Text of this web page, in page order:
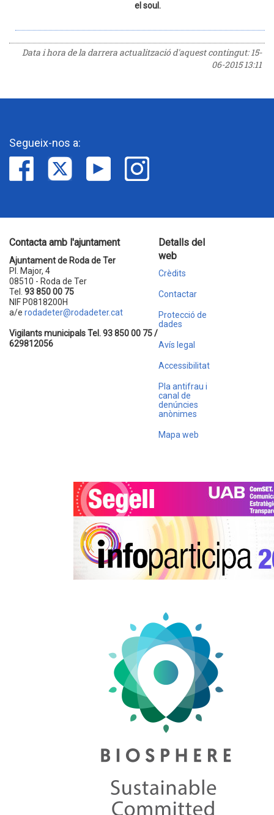
el soul.
Data i hora de la darrera actualització d'aquest contingut:15-
06-2015 13:11
Segueix-nos a:
Contacta amb l'ajuntament
Ajuntament de Roda de Ter
Pl. Major, 4
08510 - Roda de Ter
Tel. 93 850 00 75
NIF P0818200H
a/e rodadeter@rodadeter.cat
Vigilants municipals Tel. 93 850 00 75 /
629812056
Detalls del
web
Crèdits
Contactar
Protecció de
dades
Avís legal
Accessibilitat
Pla antifrau i
canal de
denúncies
anònimes
Mapa web